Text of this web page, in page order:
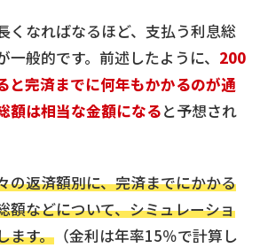
くなればなるほど、支払う利息総
般的です。前述したように、 200
と完済までに何年もかかるのが通
額は相当な金額になると予想され
の返済額別に、完済までにかかる
額などについて、シミュレーショ
ます。 （金利は年率15％で計算し